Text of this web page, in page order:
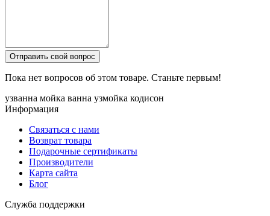
Отправить свой вопрос
Пока нет вопросов об этом товаре. Станьте первым!
узванна мойка ванна узмойка кодисон
Информация
Связаться с нами
Возврат товара
Подарочные сертификаты
Производители
Карта сайта
Блог
Служба поддержки